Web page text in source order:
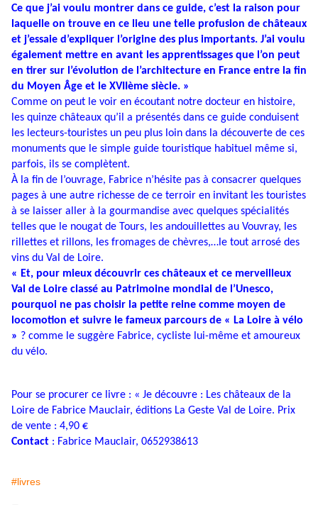
Ce que j’ai voulu montrer dans ce guide, c’est la raison pour
laquelle on trouve en ce lieu une telle profusion de châteaux
et j’essaie d’expliquer l’origine des plus importants. J’ai voulu
également mettre en avant les apprentissages que l’on peut
en tirer sur l’évolution de l’architecture en France entre la fin
du Moyen Âge et le XVIIème siècle. »
Comme on peut le voir en écoutant notre docteur en histoire,
les quinze châteaux qu’il a présentés dans ce guide conduisent
les lecteurs-touristes un peu plus loin dans la découverte de ces
monuments que le simple guide touristique habituel même si,
parfois, ils se complètent.
À la fin de l’ouvrage, Fabrice n’hésite pas à consacrer quelques
pages à une autre richesse de ce terroir en invitant les touristes
à se laisser aller à la gourmandise avec quelques spécialités
telles que le nougat de Tours, les andouillettes au Vouvray, les
rillettes et rillons, les fromages de chèvres,…le tout arrosé des
vins du Val de Loire.
« Et, pour mieux découvrir ces châteaux et ce merveilleux
Val de Loire classé au Patrimoine mondial de l’Unesco,
pourquoi ne pas choisir la petite reine comme moyen de
locomotion et suivre le fameux parcours de « La Loire à vélo
» ? comme le suggère Fabrice, cycliste lui-même et amoureux
du vélo.
Pour se procurer ce livre : « Je découvre : Les châteaux de la
Loire de Fabrice Mauclair, éditions La Geste Val de Loire. Prix
de vente : 4,90 €
Contact : Fabrice Mauclair, 0652938613
#livres